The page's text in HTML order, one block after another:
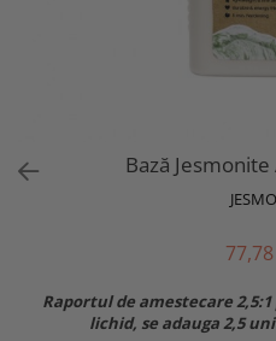
Bază
Raportul de amestecare
lichid, se adauga 2,5